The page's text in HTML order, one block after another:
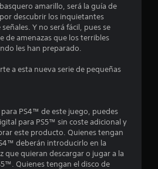
:
4
5
5
e
amarillo, será la guía de
descubrir los inquietantes
Y no será fácil, pues se
de amenazas que los terribles
les han preparado.
a esta nueva serie de pequeñas
PS4™ de este juego, puedes
para PS5™ sin coste adicional y
este producto. Quienes tengan
deberán introducirlo en la
que quieran descargar o jugar a la
Quienes tengan el disco de